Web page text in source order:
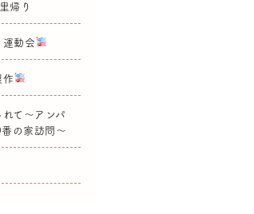
帰り
運動会
作
て～アンパ
の家訪問～